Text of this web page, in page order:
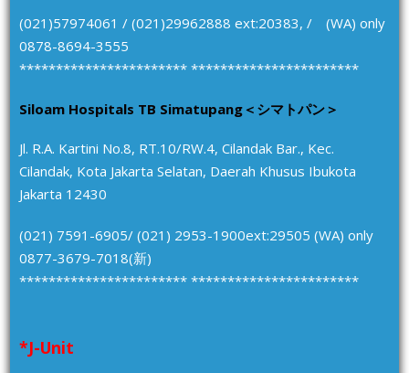
(021)57974061 / (021)29962888 ext:20383, / (WA) only
0878-8694-3555
*********************** ***********************
Siloam Hospitals TB Simatupang＜シマトパン＞
Jl. R.A. Kartini No.8, RT.10/RW.4, Cilandak Bar., Kec.
Cilandak, Kota Jakarta Selatan, Daerah Khusus Ibukota
Jakarta 12430
(021) 7591-6905/ (021) 2953-1900ext:29505 (WA) only
0877-3679-7018(新)
*********************** ***********************
*J-Unit